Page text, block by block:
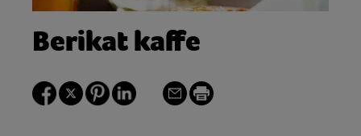
Berikat kaffe